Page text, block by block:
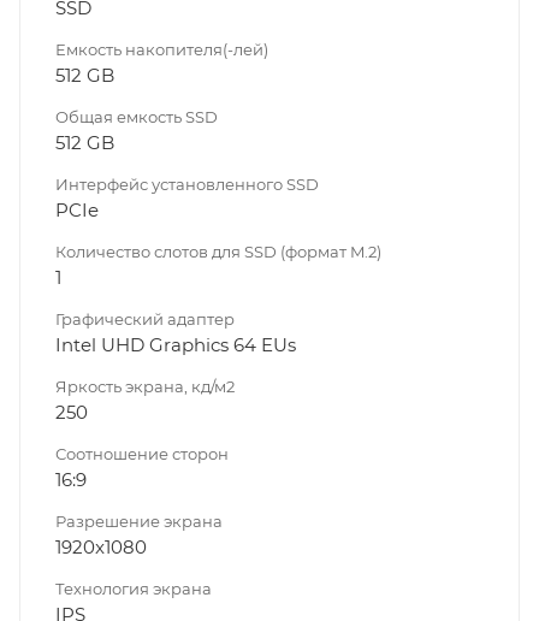
SSD
Емкость накопителя(-лей)
512 GB
Общая емкость SSD
512 GB
Интерфейс установленного SSD
PCIe
Количество слотов для SSD (формат M.2)
1
Графический адаптер
Intel UHD Graphics 64 EUs
Яркость экрана, кд/м2
250
Соотношение сторон
16:9
Разрешение экрана
1920x1080
Технология экрана
IPS